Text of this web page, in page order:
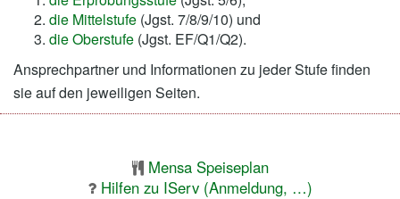
die Mittelstufe (Jgst. 7/8/9/10) und
die Oberstufe (Jgst. EF/Q1/Q2).
Ansprechpartner und Informationen zu jeder Stufe finden
sie auf den jeweiligen Seiten.
Mensa Speiseplan
Hilfen zu IServ (Anmeldung, …)